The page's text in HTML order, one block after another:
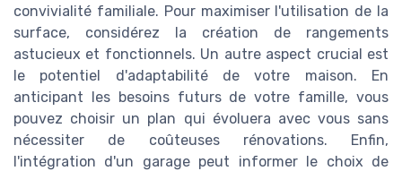
convivialité familiale. Pour maximiser l'utilisation de la
surface, considérez la création de rangements
astucieux et fonctionnels. Un autre aspect crucial est
le potentiel d'adaptabilité de votre maison. En
anticipant les besoins futurs de votre famille, vous
pouvez choisir un plan qui évoluera avec vous sans
nécessiter de coûteuses rénovations. Enfin,
l'intégration d'un garage peut informer le choix de